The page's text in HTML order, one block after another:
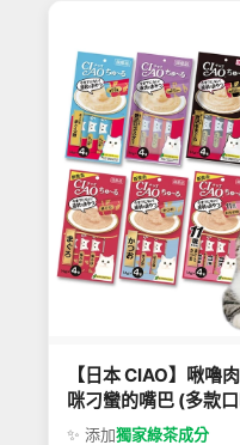
【日本 CIAO】啾嚕
咪刁蠻的嘴巴 (多款
✨ 添加獨家綠茶成分